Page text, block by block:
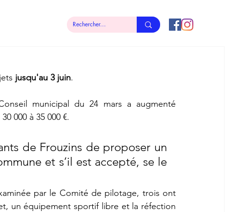
jusqu'au 3 juin.
municipal du 24 mars a augmenté
000 à 35 000 €.
de Frouzins de proposer un
et s’il est accepté, se le
par le Comité de pilotage, trois ont
un équipement sportif libre et la réfection